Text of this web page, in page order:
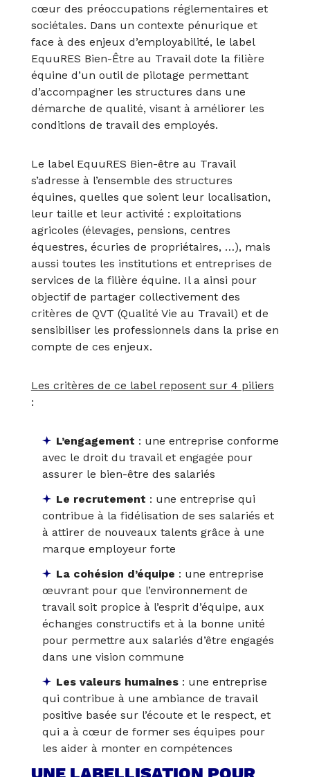
cœur des préoccupations réglementaires et
sociétales. Dans un contexte pénurique et
face à des enjeux d’employabilité, le label
EquuRES Bien-Être au Travail dote la filière
équine d’un outil de pilotage permettant
d’accompagner les structures dans une
démarche de qualité, visant à améliorer les
conditions de travail des employés.
Le label EquuRES Bien-être au Travail
s’adresse à l’ensemble des structures
équines, quelles que soient leur localisation,
leur taille et leur activité : exploitations
agricoles (élevages, pensions, centres
équestres, écuries de propriétaires, …), mais
aussi toutes les institutions et entreprises de
services de la filière équine. Il a ainsi pour
objectif de partager collectivement des
critères de QVT (Qualité Vie au Travail) et de
sensibiliser les professionnels dans la prise en
compte de ces enjeux.
Les critères de ce label reposent sur 4 piliers
:
L’engagement : une entreprise conforme
avec le droit du travail et engagée pour
assurer le bien-être des salariés
Le recrutement : une entreprise qui
contribue à la fidélisation de ses salariés et
à attirer de nouveaux talents grâce à une
marque employeur forte
La cohésion d’équipe : une entreprise
œuvrant pour que l’environnement de
travail soit propice à l’esprit d’équipe, aux
échanges constructifs et à la bonne unité
pour permettre aux salariés d’être engagés
dans une vision commune
Les valeurs humaines: une entreprise
qui contribue à une ambiance de travail
positive basée sur l’écoute et le respect, et
qui a à cœur de former ses équipes pour
les aider à monter en compétences